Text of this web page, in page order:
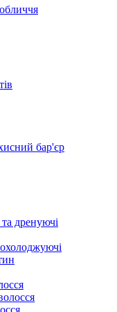
бар'єр
дренуючі
охолоджуючі